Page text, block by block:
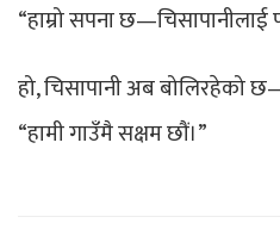
“हाम्रो सपना छ—चिसापानीलाई
हो, चिसापानी अब बोलिरहेको
“हामी गाउँमै सक्षम छौं।”